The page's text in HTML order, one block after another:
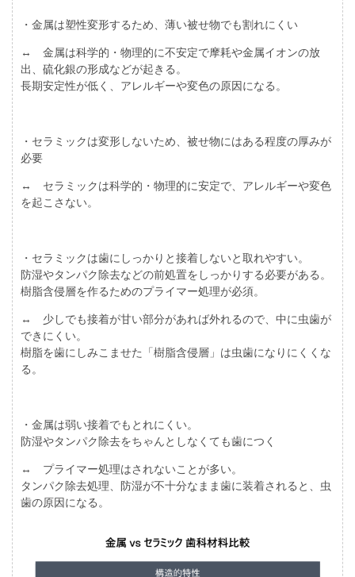
・金属は塑性変形するため、薄い被せ物でも割れにくい
↔ 金属は科学的・物理的に不安定で摩耗や金属イオンの放
出、硫化銀の形成などが起きる。
長期安定性が低く、アレルギーや変色の原因になる。
・セラミックは変形しないため、被せ物にはある程度の厚みが
必要
↔ セラミックは科学的・物理的に安定で、アレルギーや変色
を起こさない。
・セラミックは歯にしっかりと接着しないと取れやすい。
防湿やタンパク除去などの前処置をしっかりする必要がある。
樹脂含侵層を作るためのプライマー処理が必須。
↔ 少しでも接着が甘い部分があれば外れるので、中に虫歯が
できにくい。
樹脂を歯にしみこませた「樹脂含侵層」は虫歯になりにくくな
る。
・金属は弱い接着でもとれにくい。
防湿やタンパク除去をちゃんとしなくても歯につく
↔ プライマー処理はされないことが多い。
タンパク除去処理、防湿が不十分なまま歯に装着されると、虫
歯の原因になる。